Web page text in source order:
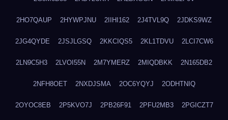
2HO7QAUP 2HYWPJNU 2IIHI162 2J4TVL9Q 2JDKS9WZ
2JG4QYDE 2JSJLGSQ 2KKCIQS5 2KL1TDVU 2LCI7CW6
2LN9C5H3 2LVOI55N 2M7YMERZ 2MIQDBKK 2N165DB2
2NFH8OET 2NXDJSMA 2OC6YQYJ 2ODHTNIQ
2OYOC8EB 2P5KVO7J 2PB26F91 2PFU2MB3 2PGICZT7